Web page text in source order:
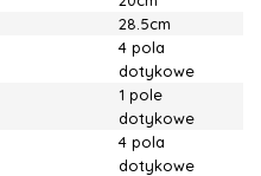
28.5cm
4 pola
dotykowe
1 pole
dotykowe
4 pola
dotykowe